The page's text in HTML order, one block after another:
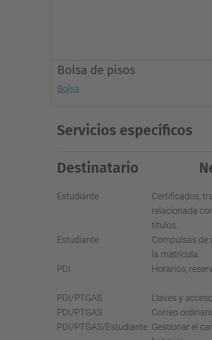
Bolsa de pisos
Bolsa
Servicios específicos
Destinatario
Estudiante
Certificados,
relacionada
títulos.
Estudiante
Compulsas de
la matrícula.
PDI Horarios,
PDI/PTGAS Llaves y
PDI/PTGAS
Correo
PDI/PTGAS/Estudiante Gestionar el